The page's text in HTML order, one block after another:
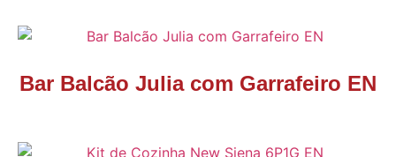
Bar Balcão Julia com Garrafeiro EN